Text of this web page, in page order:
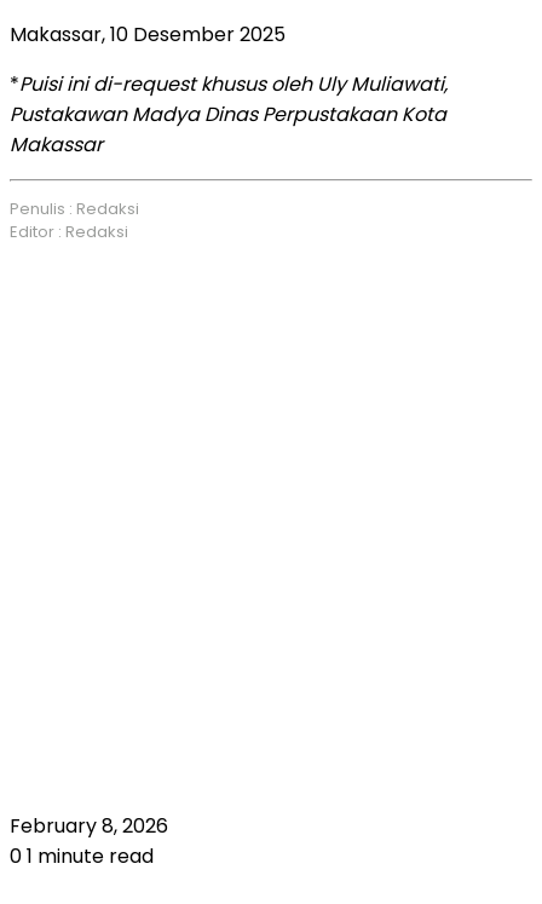
Makassar, 10 Desember 2025
*Puisi ini di-request khusus oleh Uly Muliawati,
Pustakawan Madya Dinas Perpustakaan Kota
Makassar
Penulis : Redaksi
Editor : Redaksi
February 8, 2026
01 minute read